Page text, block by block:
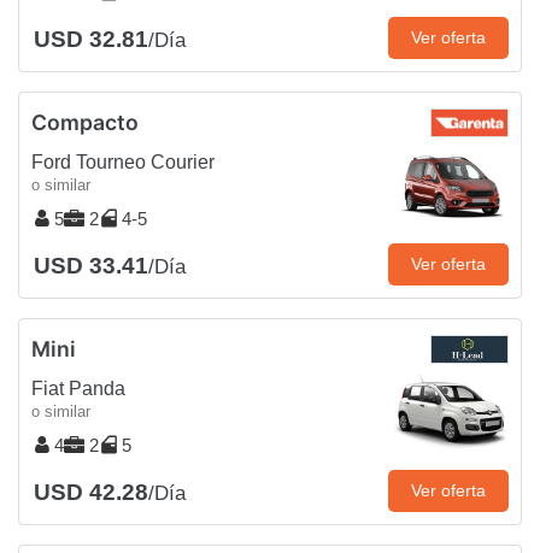
USD 32.81/Día Ver oferta
Compacto
Ford Tourneo Courier
o similar
5 2 4-5
USD 33.41/Día Ver oferta
Mini
Fiat Panda
o similar
4 2 5
USD 42.28/Día Ver oferta